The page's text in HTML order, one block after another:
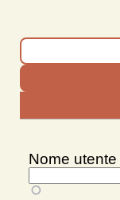
Schede primarie
Nome utente